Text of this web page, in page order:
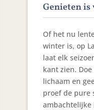
Genieten
Of het nu
winter is, op
laat elk
kant zien.
lichaam en
proef de pure
ambachtelijke